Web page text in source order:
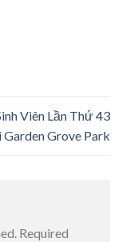
Viên Lần Thứ 43
Garden Grove Park
Required